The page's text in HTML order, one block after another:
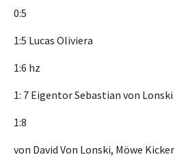
0:5
1:5 Lucas Oliviera
1:6 hz
1: 7 Eigentor Sebastian von Lonski
1:8
von David Von Lonski, Möwe Kicker